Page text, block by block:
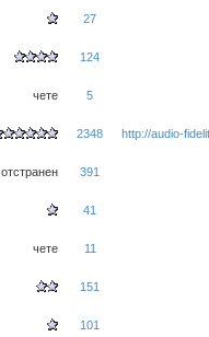
27
124
чете 5
2348 http://audio-
отстранен 391
41
чете 11
151
101